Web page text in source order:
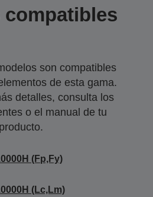
compatibles
son compatibles
de esta gama.
detalles, consulta los
o el manual de tu
producto.
(Fp,Fy)
(Lc,Lm)